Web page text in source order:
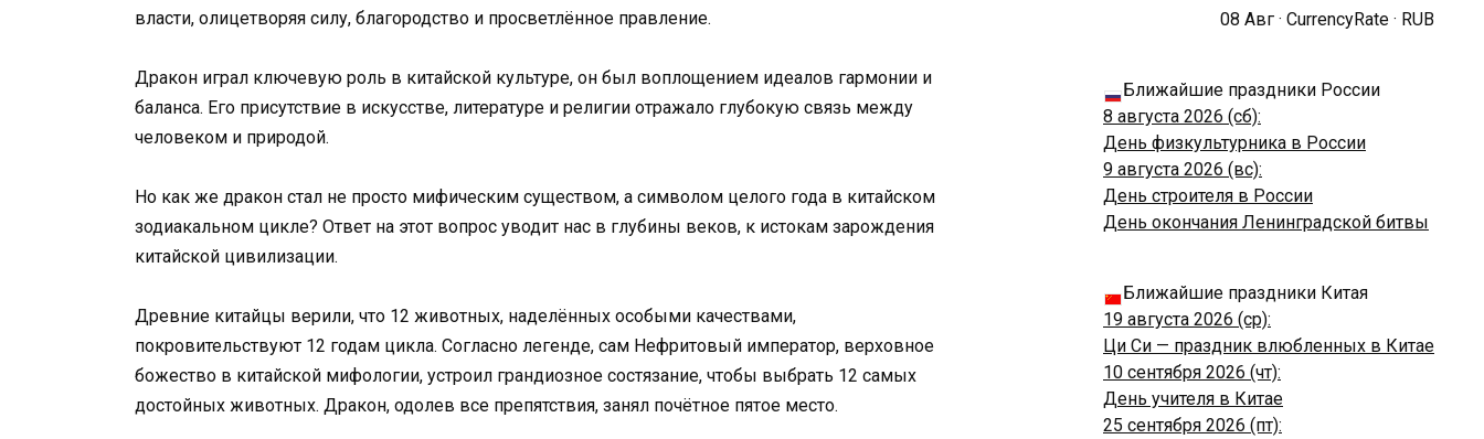
власти, олицетворяя силу, благородство и просветлённое правление.
Дракон играл ключевую роль в китайской культуре, он был воплощением идеалов гармонии и
баланса. Его присутствие в искусстве, литературе и религии отражало глубокую связь между
человеком и природой.
Но как же дракон стал не просто мифическим существом, а символом целого года в китайском
зодиакальном цикле? Ответ на этот вопрос уводит нас в глубины веков, к истокам зарождения
китайской цивилизации.
Древние китайцы верили, что 12 животных, наделённых особыми качествами,
покровительствуют 12 годам цикла. Согласно легенде, сам Нефритовый император, верховное
божество в китайской мифологии, устроил грандиозное состязание, чтобы выбрать 12 самых
достойных животных. Дракон, одолев все препятствия, занял почётное пятое место.
08 Авг · CurrencyRate · RUB
Ближайшие праздники России
8 августа 2026 (сб):
День физкультурника в России
9 августа 2026 (вс):
День строителя в России
День окончания Ленинградской битвы
Ближайшие праздники Китая
19 августа 2026 (ср):
Ци Си — праздник влюбленных в Китае
10 сентября 2026 (чт):
День учителя в Китае
25 сентября 2026 (пт):